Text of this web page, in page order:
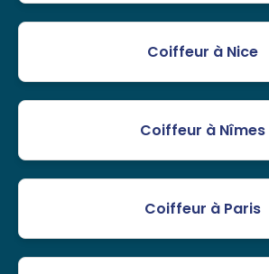
Coiffeur à Nice
Coiffeur à Nîmes
Coiffeur à Paris